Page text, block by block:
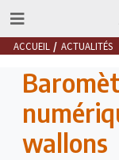
ACCUEIL ACTUALITÉS
wallons